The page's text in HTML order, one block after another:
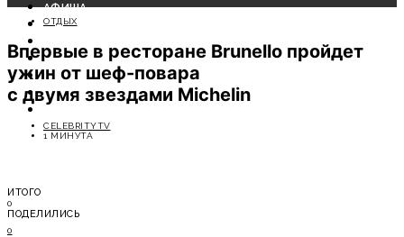
АФИША
СОБЫТИЯ
МОДА
ЛИЧНОСТЬ
ОТДЫХ
ОТДЫХ
Впервые в ресторане Brunello пройдет
ужин от шеф-повара
с двумя звездами Michelin
CELEBRITYTV
1 МИНУТА
ИТОГО
0
ПОДЕЛИЛИСЬ
0